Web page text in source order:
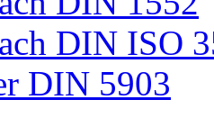
DIN ISO
DIN 5903